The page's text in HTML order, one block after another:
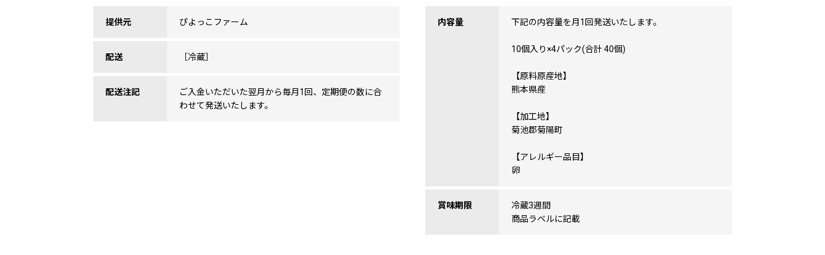
提供元 ぴよっこファーム
配送 ［冷蔵］
配送注記
ご入金いただいた翌月から毎月1回、定期便の数に合
わせて発送いたします。
内容量 下記の内容量を月1回発送いたします。
10個入り×4パック(合計 40個)
【原料原産地】
熊本県産
【加工地】
菊池郡菊陽町
【アレルギー品目】
卵
賞味期限
冷蔵3週間
商品ラベルに記載